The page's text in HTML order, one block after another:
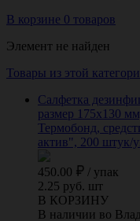
В корзине 0 товаров
Элемент не найден
Товары из этой
Салфетка
размер 175х130
Термобонд,
актив", 200 штук/
450.00 / упак
2.25 руб. шт
В КОРЗИНУ
В наличии во